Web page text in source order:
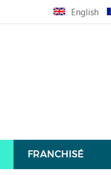
English
FRANCHISÉ